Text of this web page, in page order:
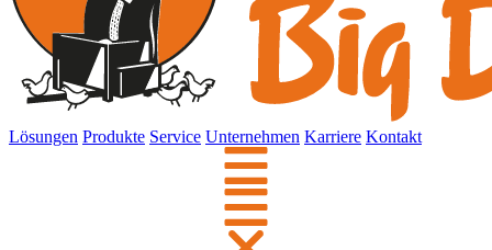
Lösungen Produkte Service Unternehmen Karriere Kontakt